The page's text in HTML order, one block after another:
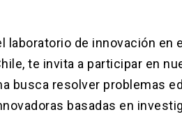
laboratorio de innovación en
te invita a participar en
busca resolver problemas
basadas en